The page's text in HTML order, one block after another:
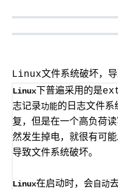
Linux文件系统破坏，导
Linux 下普遍采用的是
志记录功能的日志文件
复，但是在一个高负荷
然发生掉电，就很有可
导致文件系统破坏。
Linux在启动时，会自动